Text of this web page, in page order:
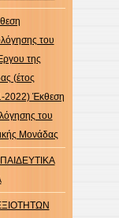
του
της
(έτος
2022) Έκθεση
του
Μονάδας